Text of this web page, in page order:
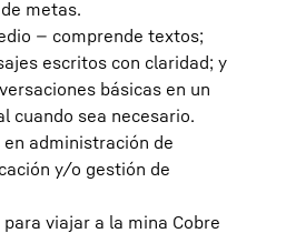
metas.
— comprende textos;
escritos con claridad; y
básicas en un
cuando sea necesario.
en administración de
y/o gestión de
viajar a la mina Cobre